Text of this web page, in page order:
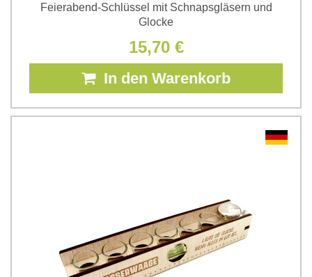
Feierabend-Schlüssel mit Schnapsgläsern und
Glocke
15,70 €
In den Warenkorb